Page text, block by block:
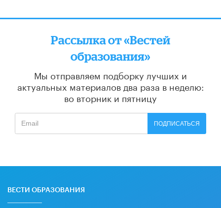
Рассылка от «Вестей
образования»
Мы отправляем подборку лучших и
актуальных материалов два раза в неделю:
во вторник и пятницу
ПОДПИСАТЬСЯ
ВЕСТИ ОБРАЗОВАНИЯ